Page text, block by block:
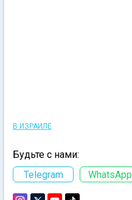
В ИЗРАИЛЕ
Будьте с нами:
Telegram
WhatsApp